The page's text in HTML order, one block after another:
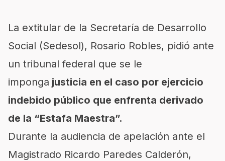
La extitular de la Secretaría de Desarrollo
Social (Sedesol), Rosario Robles, pidió ante
un tribunal federal que se le
imponga justicia en el caso por ejercicio
indebido público que enfrenta derivado
de la “Estafa Maestra”.
Durante la audiencia de apelación ante el
Magistrado Ricardo Paredes Calderón,